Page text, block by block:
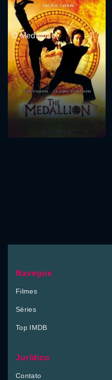
O Medalhão
Navegue
Filmes
Séries
Top IMDB
Jurídico
Contato